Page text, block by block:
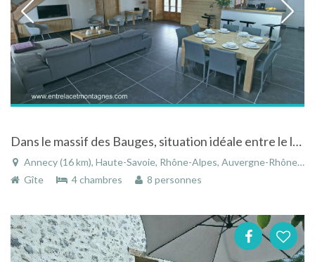
Dans le massif des Bauges, situation idéale entre le lac d'Annecy et les montagnes
Annecy (16 km), Haute-Savoie, Rhône-Alpes, Auvergne-Rhône-Alpes, France
Gîte
4 chambres 8 personnes